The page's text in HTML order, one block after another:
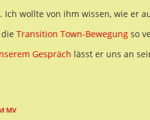
wollte von ihm wissen, wie er
Transition Town-Bewegung so
Gespräch lässt er uns an
MV